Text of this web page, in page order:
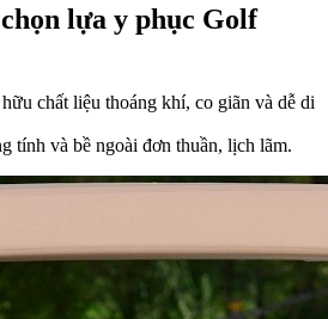
lựa y phục Golf
chất liệu thoáng khí, co giãn và dễ di
tính và bề ngoài đơn thuần, lịch lãm.